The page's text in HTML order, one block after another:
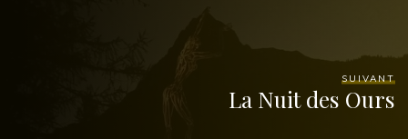
SUIVANT
La Nuit des Ours